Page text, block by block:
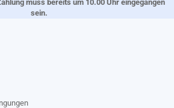
muss bereits um 10.00 Uhr eingegangen
sein.